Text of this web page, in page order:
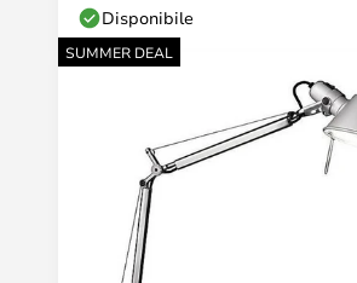
Disponibile
SUMMER DEAL